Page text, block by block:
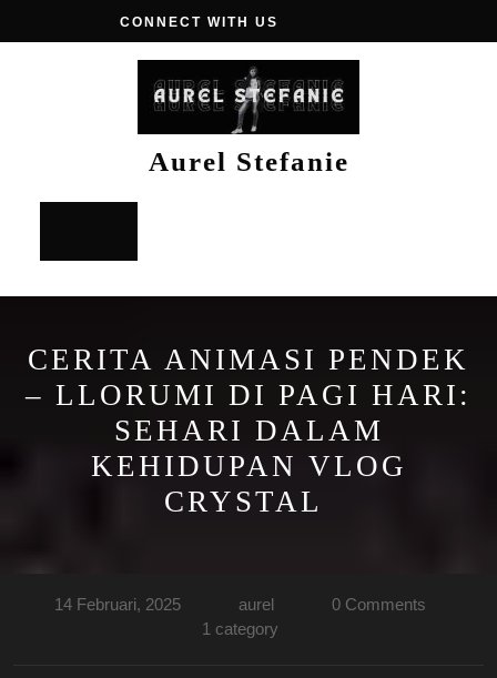
CONNECT WITH US
Aurel Stefanie
CERITA ANIMASI PENDEK
– LLORUMI DI PAGI HARI:
SEHARI DALAM
KEHIDUPAN VLOG
CRYSTAL
14 Februari, 2025 aurel
0 Comments
1 category